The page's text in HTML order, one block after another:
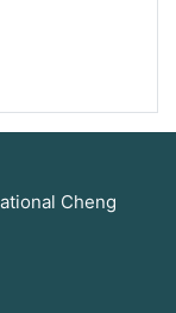
Cheng